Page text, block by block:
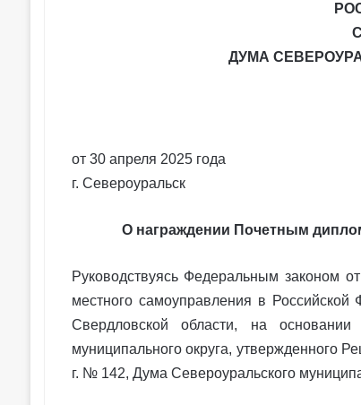
ДУМА
от 30 апреля 2025 года
г. Североуральск
О награждении Почетным
Руководствуясь Федеральным законом
местного самоуправления в Российской
Свердловской области, на
муниципального округа, утвержденного
г. № 142, Дума Североуральского